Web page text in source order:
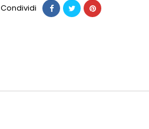
Condividi